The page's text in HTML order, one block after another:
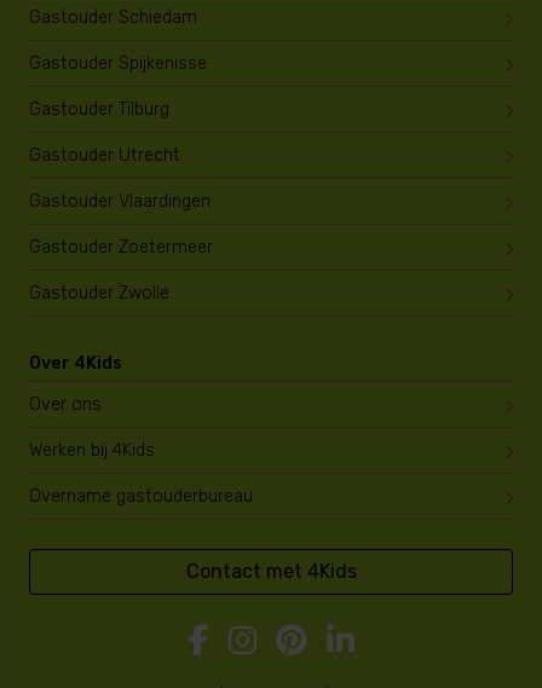
Gastouder Schiedam
Gastouder Spijkenisse
Gastouder Tilburg
Gastouder Utrecht
Gastouder Vlaardingen
Gastouder Zoetermeer
Gastouder Zwolle
Over 4Kids
Over ons
Werken bij 4Kids
Overname gastouderbureau
Contact met 4Kids